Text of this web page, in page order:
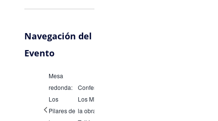
Navegación del
Evento
Mesa
redonda:
Los
Pilares de
Conferencia:
Los Mitos en
la obra de